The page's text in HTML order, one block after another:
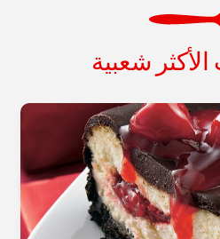
شعبية